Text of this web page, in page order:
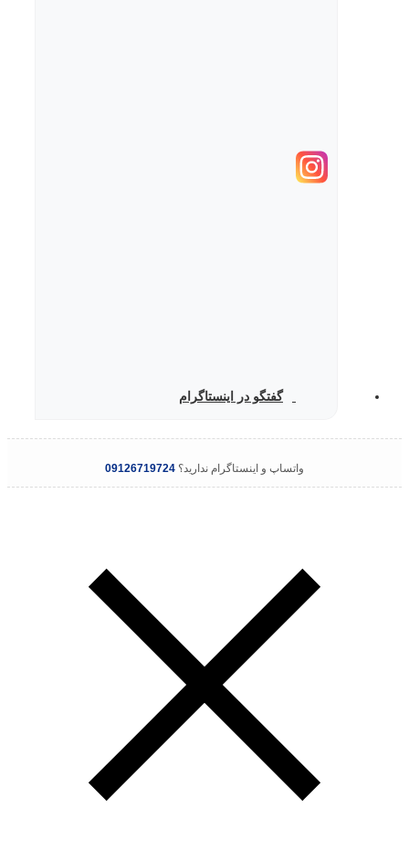
گفتگو در اینستاگرام
واتساپ و اینستاگرام ندارید؟ 09126719724